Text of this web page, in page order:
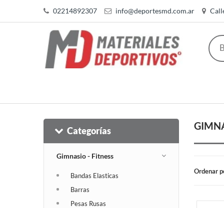
02214892307 info@deportesmd.com.ar
Categorías
Gimnasio - Fitness
Bandas Elasticas
Barras
Pesas Rusas
Ordenar